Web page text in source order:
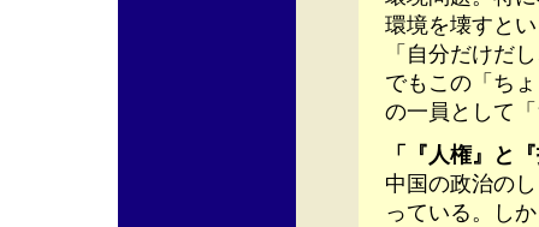
環境を壊すと
「自分だけだ
でもこの「ち
の一員として
「『人権』と
中国の政治の
っている。し